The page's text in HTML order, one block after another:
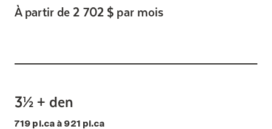
À partir de 2 702 $ par mois
3½ + den
719 pi.ca à 921 pi.ca